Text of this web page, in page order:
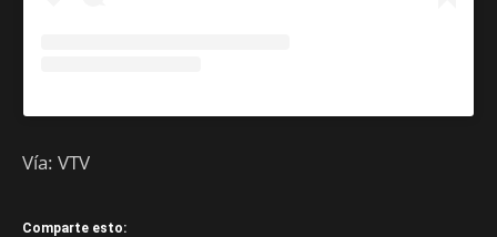
Vía: VTV
Comparte esto: